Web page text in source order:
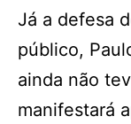
Já a defesa
público,
ainda não
manifestará